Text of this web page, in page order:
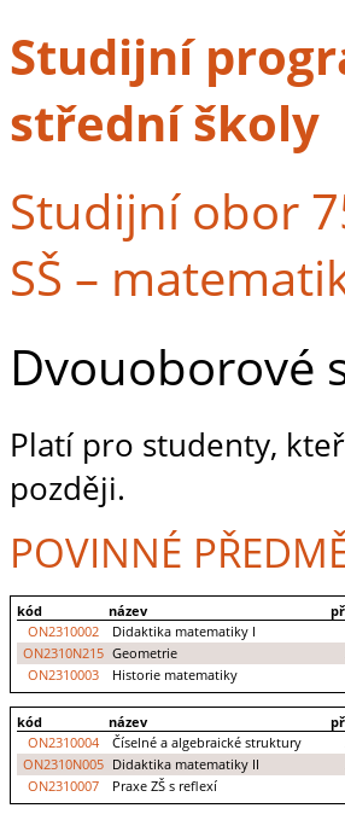
Studijní
střední školy
Studijní obor
SŠ –
Dvouoborové
Platí pro studenty,
později.
POVINNÉ
kód název
ON2310002
Didaktika matematiky I
ON2310N215 Geometrie
ON2310003
Historie matematiky
kód název
ON2310004
Číselné a algebraické struktury
ON2310N005
Didaktika matematiky II
ON2310007
Praxe ZŠ s reflexí